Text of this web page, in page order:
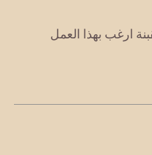
ارغب بهذا العمل